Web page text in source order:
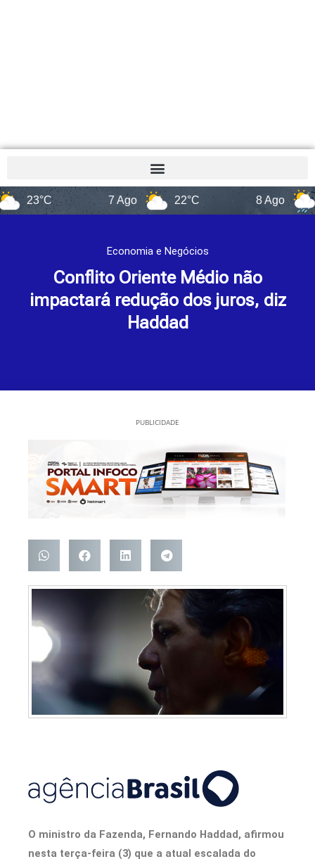
7 Ago 22°C 14°C
Economia e Negócios
Conflito Oriente Médio não
impactará redução dos juros, diz
Haddad
PUBLICIDADE
O ministro da Fazenda, Fernando Haddad, afirmou
nesta terça-feira (3) que a atual escalada do